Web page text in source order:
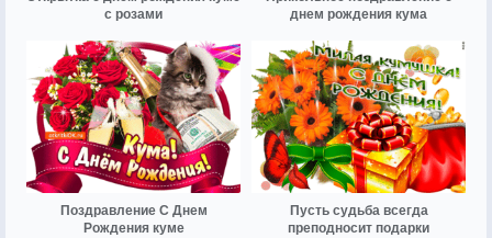
с розами
днем рождения кума
Поздравление С Днем
Рождения куме
Пусть судьба всегда
преподносит подарки